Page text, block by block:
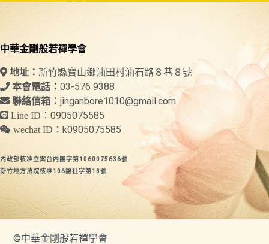
中華金剛般若禪學會
地址： 新竹縣寶山鄉油田村油石路８巷８號
本會電話： 03-576 9388
聯絡信箱： jinganbore1010@gmail.com
Line ID： 0905075585
wechat ID： k0905075585
內政部核准立案台內團字第1060075636號
新竹地方法院核准106證社字第18號
©中華金剛般若禪學會